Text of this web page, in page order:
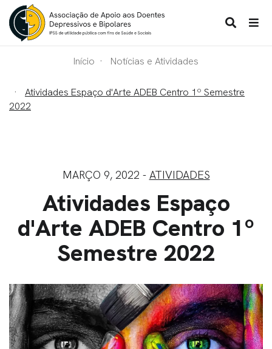
Início Notícias e Atividades
Atividades Espaço d'Arte ADEB Centro 1º Semestre
2022
MARÇO 9, 2022 - ATIVIDADES
Atividades Espaço
d'Arte ADEB Centro 1º
Semestre 2022